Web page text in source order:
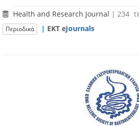
Health and Research Journal | 234
Περιοδικά | ΕΚΤ eJournals